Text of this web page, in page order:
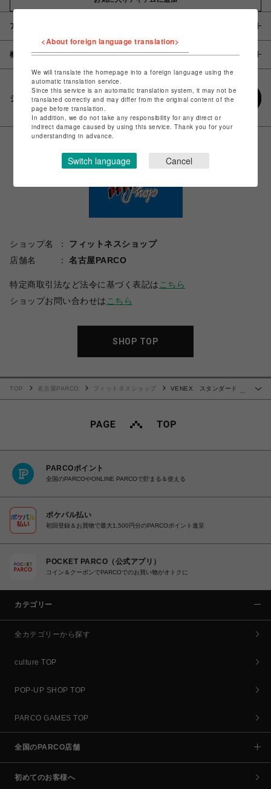
アイテム説明 / 素材
概要
シェアする
ショップ名
フィットネスショップ
店舗名
名古屋PARCO
特定商取引法など法令に基づく表記は こちら
ショップお問い合わせは こちら
SHOP TOP
TOP 名古屋PARCO フィットネスショップ
VENEX スタンダードド
PARCOポイント
全国のPARCOやONLINE PARCOで貯まる＆使える
ポケパル払い
初回登録＆お買物で最大1,500円分のPARCOポイント進呈
POCKET PARCO（公式アプリ）
コイン＆クーポンでPARCOでのお買い物がオトクに
カテゴリー
全カテゴリーから探す
culture TOP
POP-UP SHOP TOP
PARCO GAMES TOP
全国のPARCO店舗
初めてのお客様へ
<About foreign language translation>
We will translate the homepage into a foreign language using the
automatic translation service.
Since this service is an automatic translation system, it may not be
translated correctly and may differ from the original content of the
page before translation.
In addition, we do not take any responsibility for any direct or
indirect damage caused by using this service. Thank you for your
understanding in advance.
Switch language Cancel